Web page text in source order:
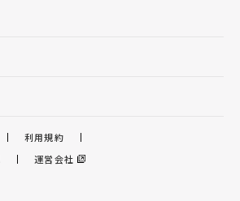
利用規約
運営会社